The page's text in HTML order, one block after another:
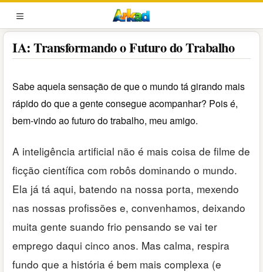
Pular
para
o
conteúdo
MENU
IA: Transformando o Futuro do Trabalho
Sabe aquela sensação de que o mundo tá girando mais
rápido do que a gente consegue acompanhar? Pois é,
bem-vindo ao futuro do trabalho, meu amigo.
A inteligência artificial não é mais coisa de filme de
ficção científica com robôs dominando o mundo.
Ela já tá aqui, batendo na nossa porta, mexendo
nas nossas profissões e, convenhamos, deixando
muita gente suando frio pensando se vai ter
emprego daqui cinco anos. Mas calma, respira
fundo que a história é bem mais complexa (e